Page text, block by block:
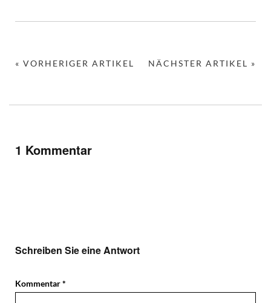
NÄCHSTER ARTIKEL »
« VORHERIGER ARTIKEL
1 Kommentar
Schreiben Sie eine Antwort
Kommentar*